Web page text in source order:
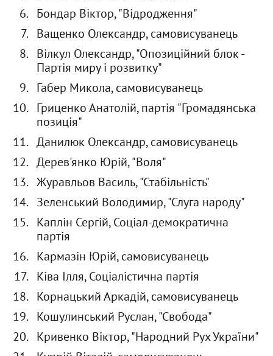
Бондар Віктор, "Відродження"
Ващенко Олександр, самовисуванець
Вілкул Олександр, "Опозиційний блок -
Партія миру і розвитку"
Габер Микола, самовисуванець
Гриценко Анатолій, партія "Громадянська
позиція"
Данилюк Олександр, самовисуванець
Дерев'янко Юрій, "Воля"
Журавльов Василь, "Стабільність"
Зеленський Володимир, "Слуга народу"
Каплін Сергій, Соціал-демократична
партія
Кармазін Юрій, самовисуванець
Ківа Ілля, Соціалістична партія
Корнацький Аркадій, самовисуванець
Кошулинський Руслан, "Свобода"
Кривенко Віктор, "Народний Рух України"